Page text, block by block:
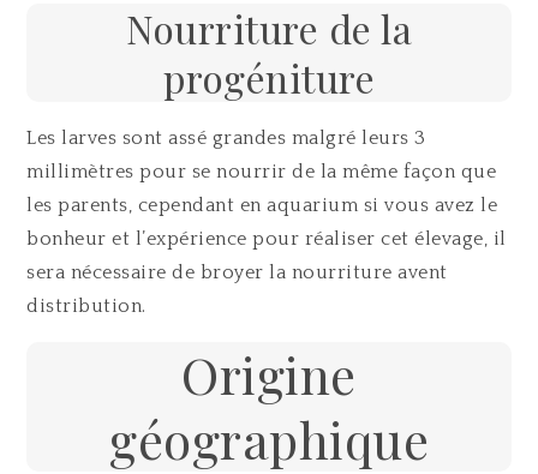
Nourriture de la
progéniture
Les larves sont assé grandes malgré leurs 3
millimètres pour se nourrir de la même façon que
les parents, cependant en aquarium si vous avez le
bonheur et l’expérience pour réaliser cet élevage, il
sera nécessaire de broyer la nourriture avent
distribution.
Origine
géographique